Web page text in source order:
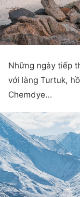
Những ngày tiếp
với làng Turtuk,
Chemdye…